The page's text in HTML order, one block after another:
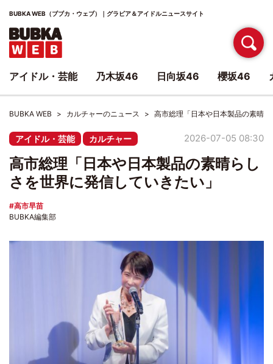
BUBKA WEB（ブブカ・ウェブ）｜グラビア＆アイドルニュースサイト
BUBKA WEB カルチャーのニュース 高市総理「日本や日本製品の素晴
アイドル・芸能 カルチャー 2026-07-05 08:30
高市総理「日本や日本製品の素晴らし
さを世界に発信していきたい」
高市早苗
BUBKA編集部
アイドル・芸能 乃木坂46 日向坂46 櫻坂46